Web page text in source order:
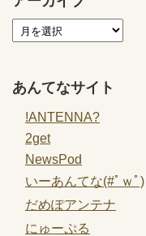
あんてなサイト
!ANTENNA?
2get
NewsPod
いーあんてな(#ﾟｗﾟ)
だめぽアンテナ
にゅーぷる